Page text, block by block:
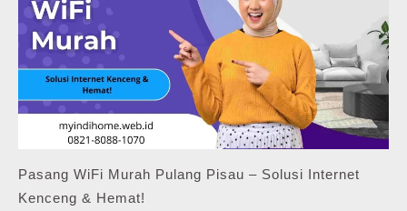
Pasang WiFi Murah Pulang Pisau – Solusi Internet
Kenceng & Hemat!